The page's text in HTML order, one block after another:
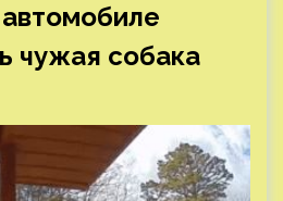
чужая собака